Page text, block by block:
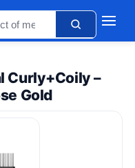
Curly+Coily –
Gold